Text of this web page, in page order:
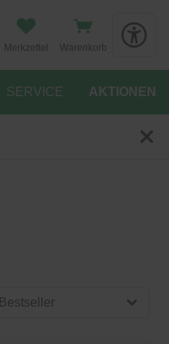
Merkzettel Warenkorb
SERVICE AKTIONEN
Bestseller